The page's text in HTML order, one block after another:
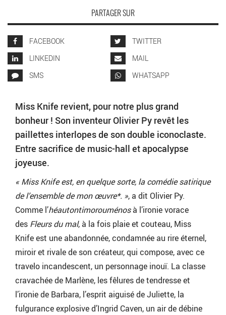
PARTAGER SUR
FACEBOOK
TWITTER
LINKEDIN
MAIL
SMS
WHATSAPP
Miss Knife revient, pour notre plus grand
bonheur ! Son inventeur Olivier Py revêt les
paillettes interlopes de son double iconoclaste.
Entre sacrifice de music-hall et apocalypse
joyeuse.
« Miss Knife est, en quelque sorte, la comédie satirique
de l’ensemble de mon œuvre*. », a dit Olivier Py.
Comme l’héautontimorouménosà l’ironie vorace
des Fleurs du mal, à la fois plaie et couteau, Miss
Knife est une abandonnée, condamnée au rire éternel,
miroir et rivale de son créateur, qui compose, avec ce
travelo incandescent, un personnage inouï. La classe
cravachée de Marlène, les fêlures de tendresse et
l’ironie de Barbara, l’esprit aiguisé de Juliette, la
fulgurance explosive d’Ingrid Caven, un air de débine